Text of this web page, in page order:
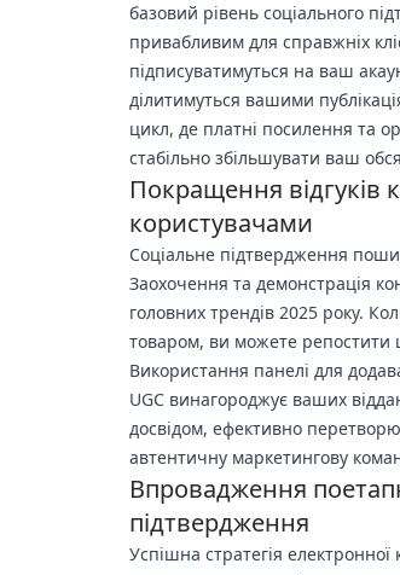
базовий рівень соціального
привабливим для справжніх
підписуватимуться на ваш
ділитимуться вашими
цикл, де платні посилення та
стабільно збільшувати ваш
Покращення відгуків
користувачами
Соціальне підтвердження
Заохочення та демонстрація
головних трендів 2025 року.
товаром, ви можете репостити
Використання панелі для
UGC винагороджує ваших
досвідом, ефективно
автентичну маркетингову
Впровадження
підтвердження
Успішна стратегія